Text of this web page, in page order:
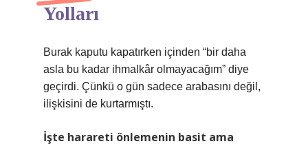
Yolları
Burak kaputu kapatırken içinden “bir daha
asla bu kadar ihmalkâr olmayacağım” diye
geçirdi. Çünkü o gün sadece arabasını değil,
ilişkisini de kurtarmıştı.
İşte harareti önlemenin basit ama